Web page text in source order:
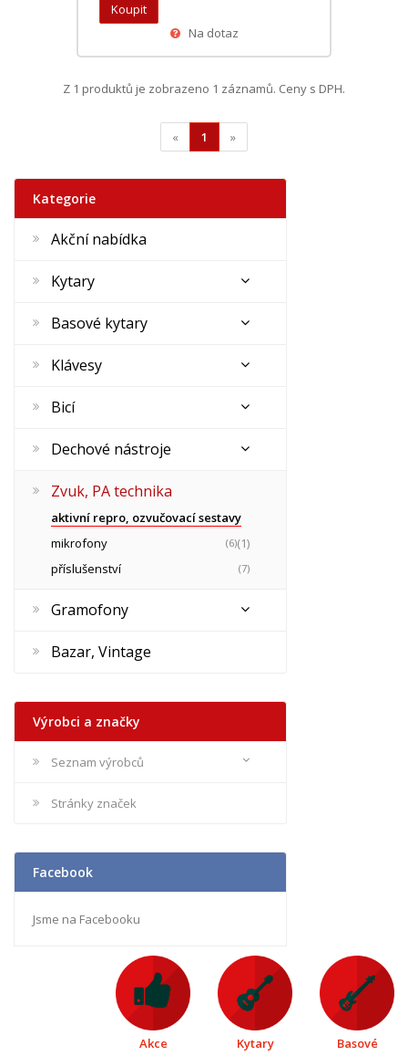
Na dotaz
Z 1 produktů je zobrazeno 1 záznamů. Ceny s DPH.
« 1 »
Kategorie
Akční nabídka
Kytary
Basové kytary
Klávesy
Bicí
Dechové nástroje
Zvuk, PA technika
aktivní repro, ozvučovací sestavy
(1)
mikrofony (6)
příslušenství (7)
Gramofony
Bazar, Vintage
Výrobci a značky
Seznam výrobců
Stránky značek
Facebook
Jsme na Facebooku
Akce Kytary Basové